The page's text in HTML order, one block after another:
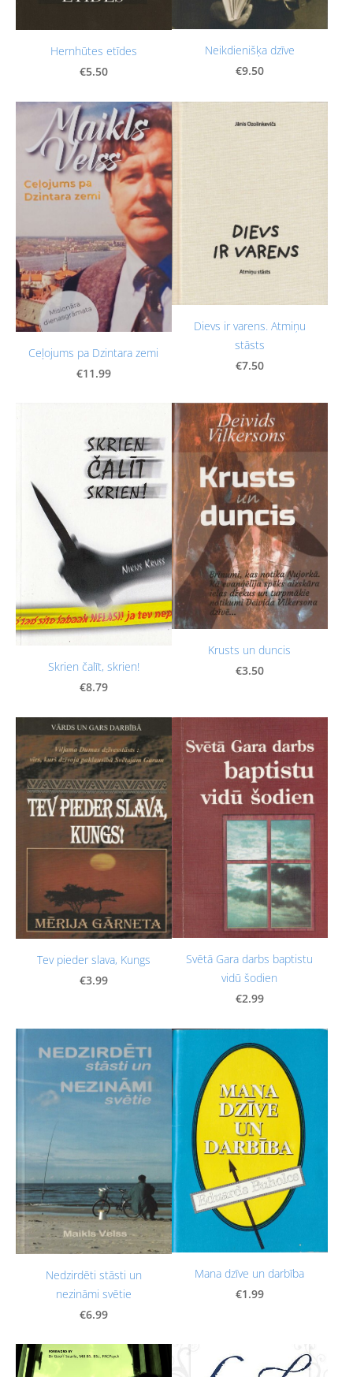
Hernhūtes etīdes
€5.50
Neikdienišķa dzīve
€9.50
Ceļojums pa Dzintara zemi
€11.99
Dievs ir varens. Atmiņu
stāsts
€7.50
Skrien čalīt, skrien!
€8.79
Krusts un duncis
€3.50
Tev pieder slava, Kungs
€3.99
Svētā Gara darbs baptistu
vidū šodien
€2.99
Nedzirdēti stāsti un
nezināmi svētie
€6.99
Mana dzīve un darbība
€1.99